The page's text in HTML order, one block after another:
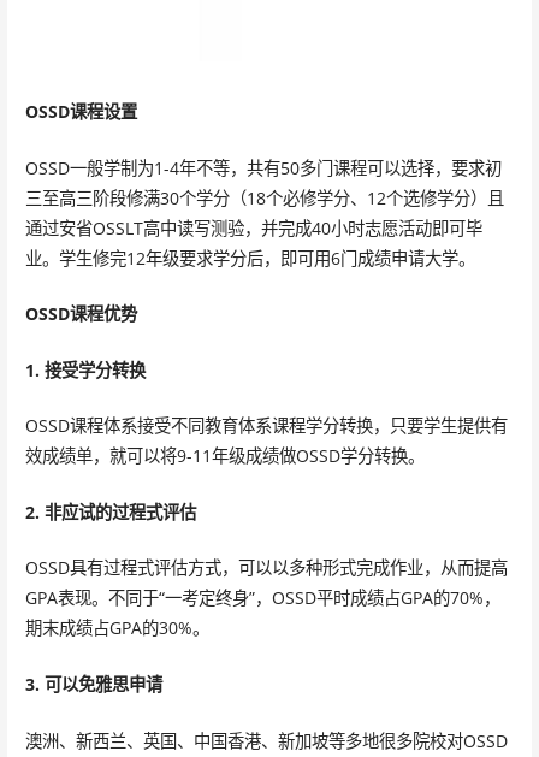
OSSD课程设置
OSSD一般学制为1-4年不等，共有50多门课程可以选择，要求初
三至高三阶段修满30个学分（18个必修学分、12个选修学分）且
通过安省OSSLT高中读写测验，并完成40小时志愿活动即可毕
业。学生修完12年级要求学分后，即可用6门成绩申请大学。
OSSD课程优势
1. 接受学分转换
OSSD课程体系接受不同教育体系课程学分转换，只要学生提供有
效成绩单，就可以将9-11年级成绩做OSSD学分转换。
2. 非应试的过程式评估
OSSD具有过程式评估方式，可以以多种形式完成作业，从而提高
GPA表现。不同于“一考定终身”，OSSD平时成绩占GPA的70%，
期末成绩占GPA的30%。
3. 可以免雅思申请
澳洲、新西兰、英国、中国香港、新加坡等多地很多院校对OSSD